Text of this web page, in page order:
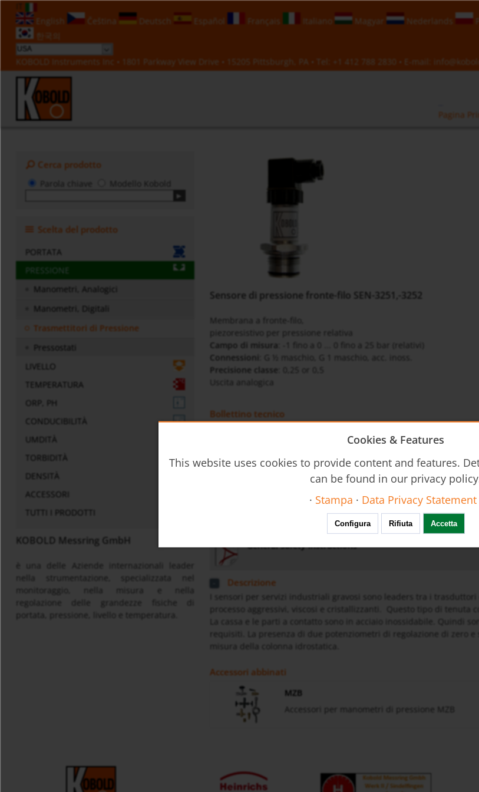
English
Čeština Deutsch Español Français Italiano Magyar Nederlands
한국의
KOBOLD Instruments Inc • 1801 Parkway View Drive • 15205 Pittsburgh, PA • Tel: +1 412 788 2830 • E-mail:
Pagina
Cerca prodotto
Modello Kobold
Scelta del prodotto
PORTATA
PRESSIONE
Manometri, Analogici
Manometri, Digitali
Trasmettitori di Pressione
Pressostati
LIVELLO
TEMPERATURA
ORP, PH
CONDUCIBILITÀ
UMDITÀ
TORBIDITÀ
DENSITÀ
ACCESSORI
TUTTI I PRODOTTI
KOBOLD Messring GmbH
è una delle Aziende internazionali leader
monitoraggio, nella misura e nella
regolazione delle grandezze fisiche di
portata, pressione, livello e temperatura.
Sensore di pressione fronte-filo SEN-3251,-3252
Membrana a fronte-filo,
piezoresistivo per pressione relativa
Campo di misura : -1 fino a 0 ... 0 fino a 25 bar (relativi)
Connessioni
Precisione classe
Uscita analogica
Bollettino tecnico
Istruzioni per l'uso
General Safety Instructions
Descrizione
I sensori per servizi industriali gravosi sono leaders tra i
processo aggressivi, viscosi e cristallizzanti. Questo tipo di tenuta
La cassa e le parti a contatto sono in acciaio inossidabile. Quindi
requisiti. La presenza di due potenziometri di regolazione di zero
Accessori abbinati
MZB
Accessori per manometri di pressione MZB
Cookies & Features
This website uses cookies to provide content and features.
can be found in our privacy
· Stampa · Data Privacy Statement
Configura Rifiuta Accetta